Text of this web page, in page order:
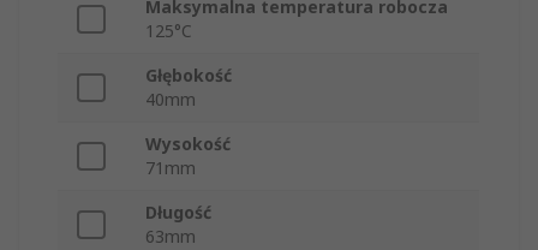
Maksymalna temperatura robocza
125°C
Głębokość
40mm
Wysokość
71mm
Długość
63mm